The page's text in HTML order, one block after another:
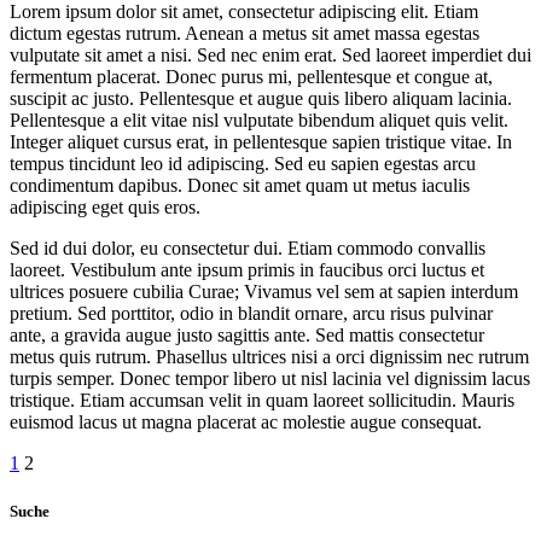
Lorem ipsum dolor sit amet, consectetur adipiscing elit. Etiam
dictum egestas rutrum. Aenean a metus sit amet massa egestas
vulputate sit amet a nisi. Sed nec enim erat. Sed laoreet imperdiet dui
fermentum placerat. Donec purus mi, pellentesque et congue at,
suscipit ac justo. Pellentesque et augue quis libero aliquam lacinia.
Pellentesque a elit vitae nisl vulputate bibendum aliquet quis velit.
Integer aliquet cursus erat, in pellentesque sapien tristique vitae. In
tempus tincidunt leo id adipiscing. Sed eu sapien egestas arcu
condimentum dapibus. Donec sit amet quam ut metus iaculis
adipiscing eget quis eros.
Sed id dui dolor, eu consectetur dui. Etiam commodo convallis
laoreet. Vestibulum ante ipsum primis in faucibus orci luctus et
ultrices posuere cubilia Curae; Vivamus vel sem at sapien interdum
pretium. Sed porttitor, odio in blandit ornare, arcu risus pulvinar
ante, a gravida augue justo sagittis ante. Sed mattis consectetur
metus quis rutrum. Phasellus ultrices nisi a orci dignissim nec rutrum
turpis semper. Donec tempor libero ut nisl lacinia vel dignissim lacus
tristique. Etiam accumsan velit in quam laoreet sollicitudin. Mauris
euismod lacus ut magna placerat ac molestie augue consequat.
Seitennummerierung
der
1 2
Suche